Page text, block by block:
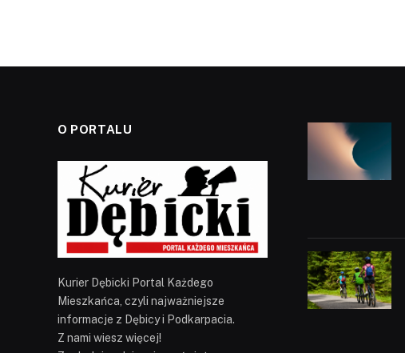
O PORTALU
Kurier Dębicki Portal Każdego
Mieszkańca, czyli najważniejsze
informacje z Dębicy i Podkarpacia.
Z nami wiesz więcej!